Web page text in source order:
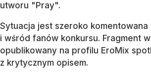
utworu "Pray".
Sytuacja jest szeroko komentowana
i wśród fanów konkursu. Fragment
opublikowany na profilu EroMix
z krytycznym opisem.